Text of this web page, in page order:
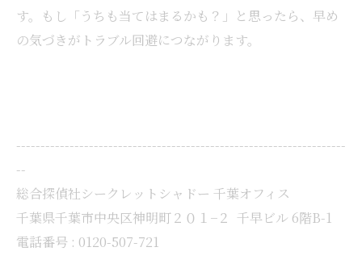
す。もし「うちも当てはまるかも？」と思ったら、早め
の気づきがトラブル回避につながります。
--------------------------------------------------------------------
--
総合探偵社シークレットシャドー 千葉オフィス
千葉県千葉市中央区神明町２０１−２ 千早ビル 6階B-1
電話番号 : 0120-507-721